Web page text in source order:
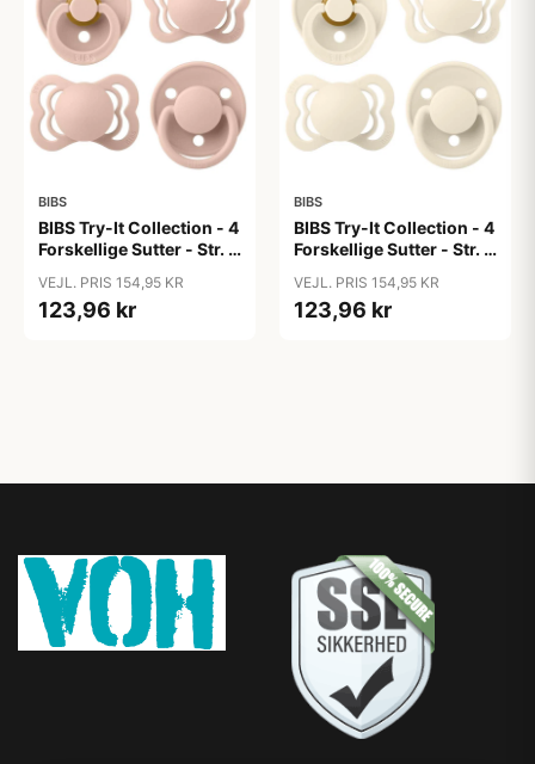
BIBS
BIBS Try-It Collection - 4
Forskellige Sutter - Str. 1
VEJL. PRIS 154,95 KR
123,96 kr
BIBS
BIBS Try-It Collection - 4
Forskellige Sutter - Str. 1
VEJL. PRIS 154,95 KR
123,96 kr